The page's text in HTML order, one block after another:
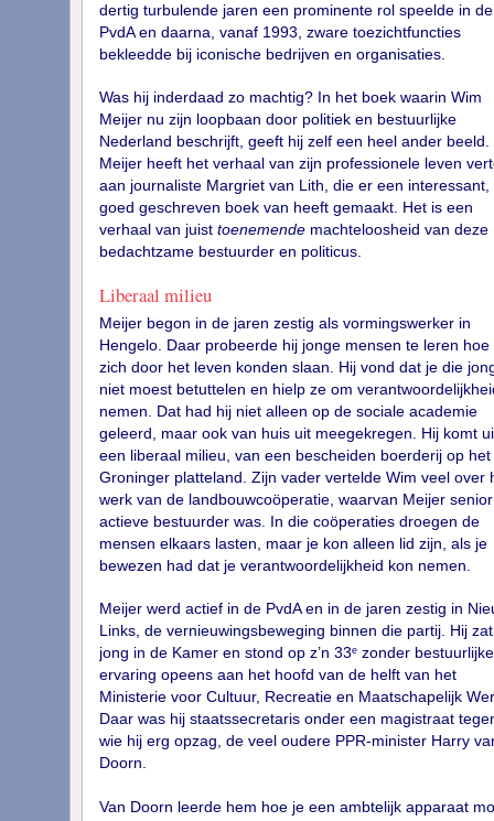
dertig turbulende jaren een prominente rol speelde in de
PvdA en daarna, vanaf 1993, zware toezichtfuncties
bekleedde bij iconische bedrijven en organisaties.
Was hij inderdaad zo machtig? In het boek waarin Wim
Meijer nu zijn loopbaan door politiek en bestuurlijke
Nederland beschrijft, geeft hij zelf een heel ander beeld.
Meijer heeft het verhaal van zijn professionele leven
aan journaliste Margriet van Lith, die er een interessant,
goed geschreven boek van heeft gemaakt. Het is een
verhaal van juist toenemendemachteloosheid van deze
bedachtzame bestuurder en politicus.
Liberaal milieu
Meijer begon in de jaren zestig als vormingswerker in
Hengelo. Daar probeerde hij jonge mensen te leren hoe
zich door het leven konden slaan. Hij vond dat je die
niet moest betuttelen en hielp ze om
nemen. Dat had hij niet alleen op de sociale academie
geleerd, maar ook van huis uit meegekregen. Hij komt
een liberaal milieu, van een bescheiden boerderij op het
Groninger platteland. Zijn vader vertelde Wim veel over
werk van de landbouwcoöperatie, waarvan Meijer
actieve bestuurder was. In die coöperaties droegen de
mensen elkaars lasten, maar je kon alleen lid zijn, als je
bewezen had dat je verantwoordelijkheid kon nemen.
Meijer werd actief in de PvdA en in de jaren zestig in
Links, de vernieuwingsbeweging binnen die partij. Hij
jong in de Kamer en stond op z’n 33ezonder bestuurlijke
ervaring opeens aan het hoofd van de helft van het
Ministerie voor Cultuur, Recreatie en Maatschapelijk
Daar was hij staatssecretaris onder een magistraat
wie hij erg opzag, de veel oudere PPR-minister Harry
Doorn.
Van Doorn leerde hem hoe je een ambtelijk apparaat